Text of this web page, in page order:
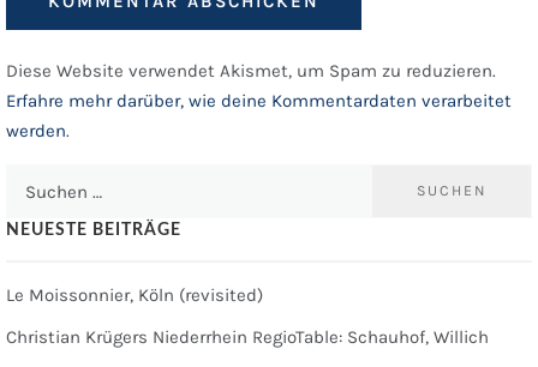
Diese Website verwendet Akismet, um Spam zu reduzieren.
Erfahre mehr darüber, wie deine Kommentardaten verarbeitet
werden.
NEUESTE BEITRÄGE
Le Moissonnier, Köln (revisited)
Christian Krügers Niederrhein RegioTable: Schauhof, Willich